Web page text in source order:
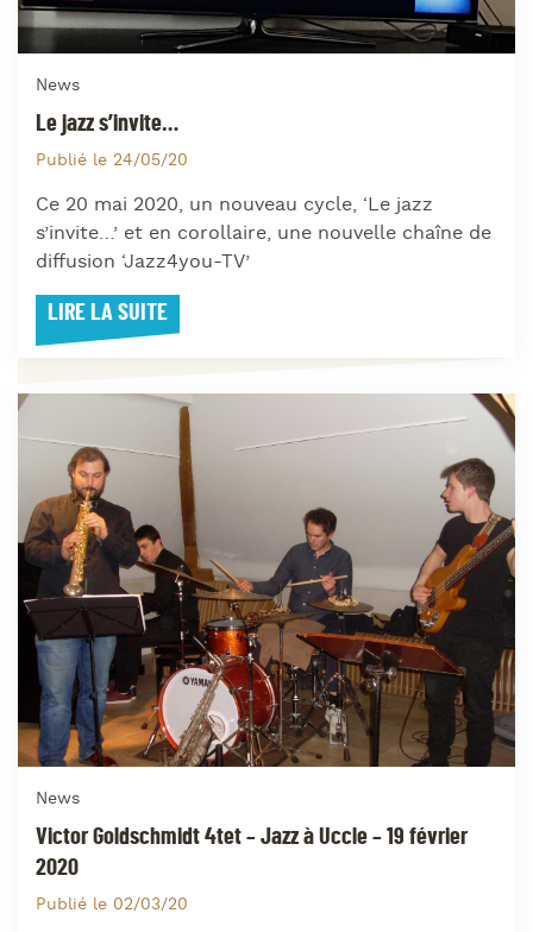
News
Le jazz s’invite…
Publié le 24/05/20
Ce 20 mai 2020, un nouveau cycle, ‘Le jazz
s’invite…’ et en corollaire, une nouvelle chaîne de
diffusion ‘Jazz4you-TV’
LIRE LA SUITE
News
Victor Goldschmidt 4tet – Jazz à Uccle – 19 février
2020
Publié le 02/03/20